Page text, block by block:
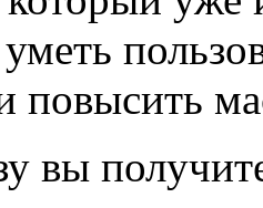
повысить
вы